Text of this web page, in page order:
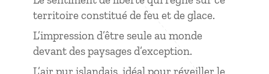
territoire constitué de feu et de glace.
L’impression d’être seule au monde
devant des paysages d’exception.